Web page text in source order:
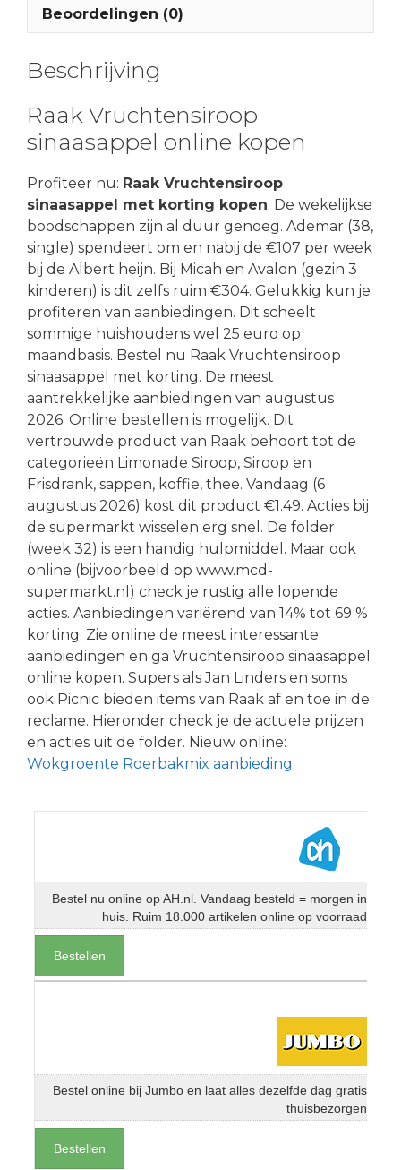
Beoordelingen (0)
Beschrijving
Raak Vruchtensiroop
sinaasappel online kopen
Profiteer nu: Raak Vruchtensiroop
sinaasappel met korting kopen. De wekelijkse
boodschappen zijn al duur genoeg. Ademar (38,
single) spendeert om en nabij de €107 per week
bij de Albert heijn. Bij Micah en Avalon (gezin 3
kinderen) is dit zelfs ruim €304. Gelukkig kun je
profiteren van aanbiedingen. Dit scheelt
sommige huishoudens wel 25 euro op
maandbasis. Bestel nu Raak Vruchtensiroop
sinaasappel met korting. De meest
aantrekkelijke aanbiedingen van augustus
2026. Online bestellen is mogelijk. Dit
vertrouwde product van Raak behoort tot de
categorieën Limonade Siroop, Siroop en
Frisdrank, sappen, koffie, thee. Vandaag (6
augustus 2026) kost dit product €1.49. Acties bij
de supermarkt wisselen erg snel. De folder
(week 32) is een handig hulpmiddel. Maar ook
online (bijvoorbeeld op www.mcd-
supermarkt.nl) check je rustig alle lopende
acties. Aanbiedingen variërend van 14% tot 69 %
korting. Zie online de meest interessante
aanbiedingen en ga Vruchtensiroop sinaasappel
online kopen. Supers als Jan Linders en soms
ook Picnic bieden items van Raak af en toe in de
reclame. Hieronder check je de actuele prijzen
en acties uit de folder. Nieuw online:
Wokgroente Roerbakmix aanbieding.
Bestel nu online op AH.nl. Vandaag besteld = morgen in
huis. Ruim 18.000 artikelen online op voorraad
Bestellen
Bestel online bij Jumbo en laat alles dezelfde dag gratis
thuisbezorgen
Bestellen